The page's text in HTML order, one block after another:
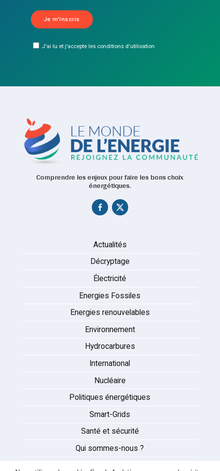
J'ai lu et j'accepte les conditions d'utilisation
Comprendre les enjeux pour faire les bons choix
énergétiques.
Actualités
Décryptage
Électricité
Energies Fossiles
Energies renouvelables
Environnement
Hydrocarbures
International
Nucléaire
Politiques énergétiques
Smart-Grids
Santé et sécurité
Qui sommes-nous ?